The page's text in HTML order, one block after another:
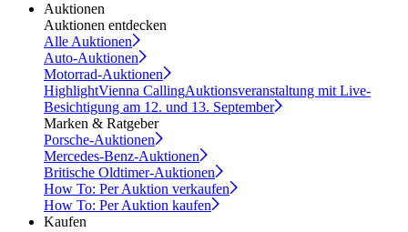
Auktionen
Auktionen entdecken
Alle Auktionen
Auto-Auktionen
Motorrad-Auktionen
HighlightVienna CallingAuktionsveranstaltung mit Live-
Besichtigung am 12. und 13. September
Marken & Ratgeber
Porsche-Auktionen
Mercedes-Benz-Auktionen
Britische Oldtimer-Auktionen
How To: Per Auktion verkaufen
How To: Per Auktion kaufen
Kaufen